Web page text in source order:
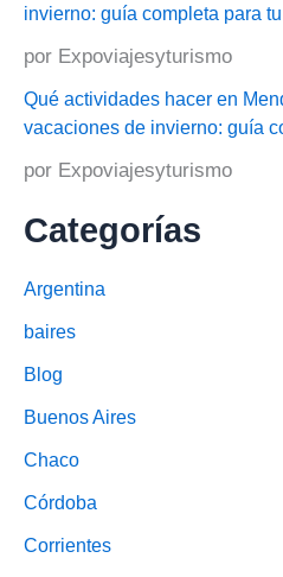
invierno: guía completa para
por Expoviajesyturismo
Qué actividades hacer en
vacaciones de invierno: guía
por Expoviajesyturismo
Categorías
Argentina
baires
Blog
Buenos Aires
Chaco
Córdoba
Corrientes